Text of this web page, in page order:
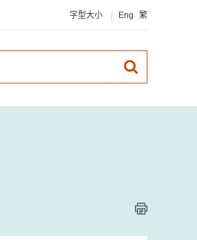
字型大小 Eng 繁